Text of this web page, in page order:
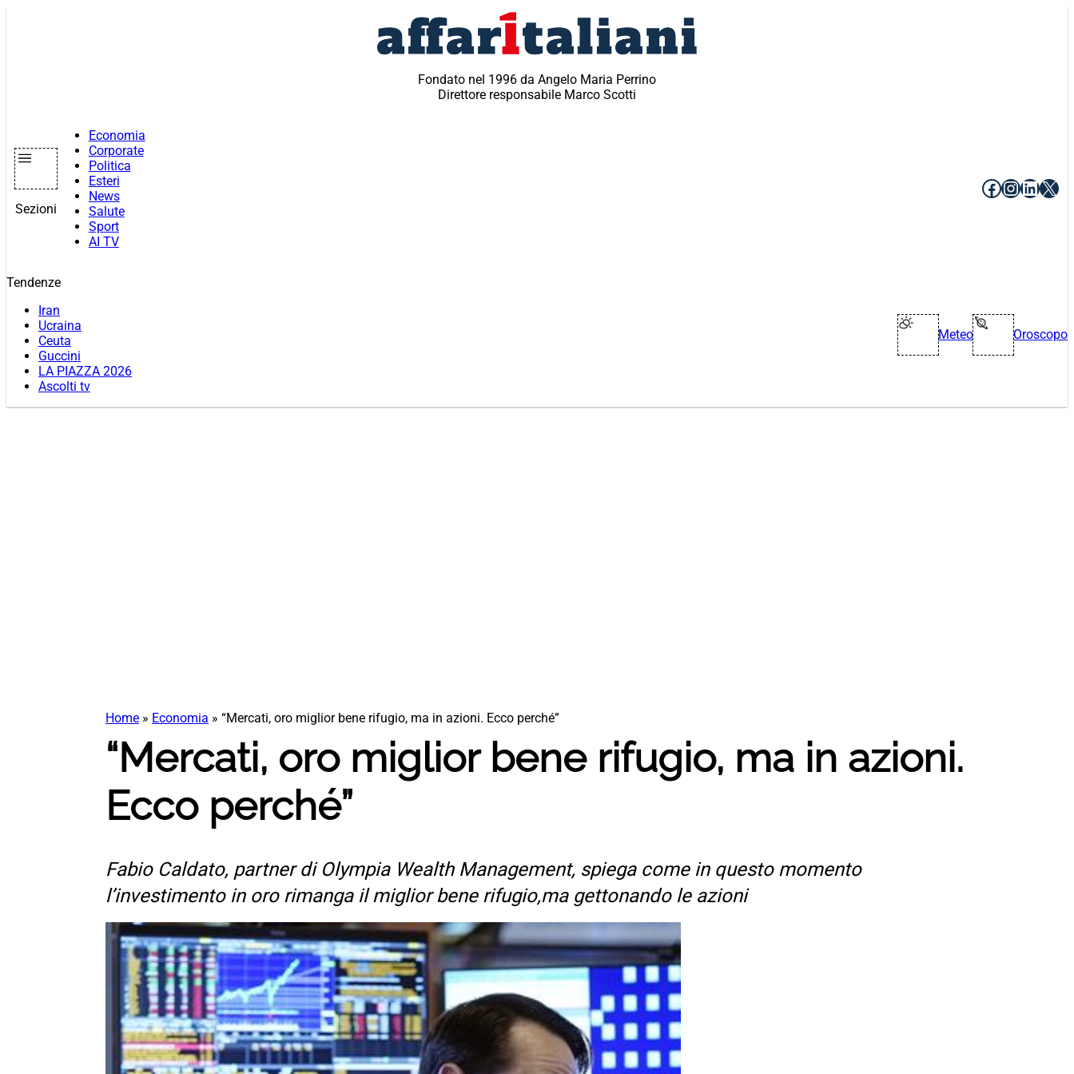
Fondato nel 1996 da Angelo Maria Perrino
Direttore responsabile Marco Scotti
Sezioni
Economia
Corporate
Politica
Esteri
News
Salute
Sport
AI TV
Facebook
X
Tendenze
Iran
Ucraina
Ceuta
Guccini
LA PIAZZA 2026
Ascolti tv
Meteo Oroscopo
Home » Economia » “Mercati, oro miglior bene rifugio, ma in azioni. Ecco perché”
“Mercati, oro miglior bene rifugio, ma in azioni.
Ecco perché”
Fabio Caldato, partner di Olympia Wealth Management, spiega come in questo momento
l’investimento in oro rimanga il miglior bene rifugio,ma gettonando le azioni